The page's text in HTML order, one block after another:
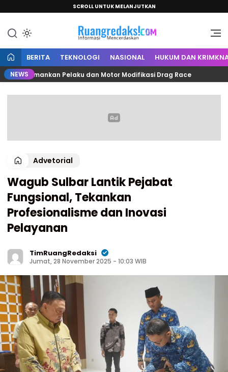
SCROLL UNTUK MELANJUTKAN
Ruang Redaksi
Informasi Mencerdaskan
BERITA TEKNOLOGI NASIONAL HUKUM DAN
NEWS
Amankan Pelaku dan Motor Modifikasi Drag Race
Advetorial
Wagub Sulbar Lantik Pejabat
Fungsional, Tekankan
Profesionalisme dan Inovasi
Pelayanan
TimRuangRedaksi
Jumat, 28 November 2025 - 10:03 WIB